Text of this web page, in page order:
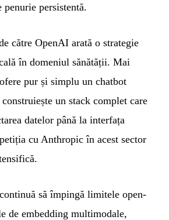
persistentă.
către OpenAI arată o strategie
în domeniul sănătății. Mai
pur și simplu un chatbot
un stack complet care
datelor până la interfața
cu Anthropic în acest sector
continuă să împingă limitele open-
de embedding multimodale,